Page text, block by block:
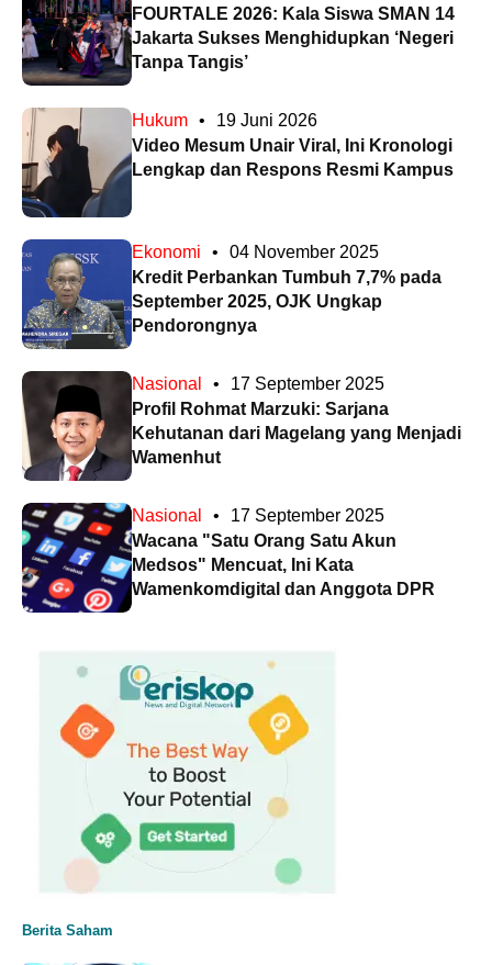
FOURTALE 2026: Kala Siswa SMAN 14
Jakarta Sukses Menghidupkan ‘Negeri
Tanpa Tangis’
Hukum •
19 Juni 2026
Video Mesum Unair Viral, Ini Kronologi
Lengkap dan Respons Resmi Kampus
Ekonomi •
04 November 2025
Kredit Perbankan Tumbuh 7,7% pada
September 2025, OJK Ungkap
Pendorongnya
Nasional •
17 September 2025
Profil Rohmat Marzuki: Sarjana
Kehutanan dari Magelang yang Menjadi
Wamenhut
Nasional •
17 September 2025
Wacana "Satu Orang Satu Akun
Medsos" Mencuat, Ini Kata
Wamenkomdigital dan Anggota DPR
Berita Saham